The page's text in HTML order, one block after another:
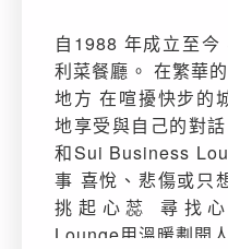
自1988 年成立至
利菜餐廳。 在繁華
地方 在喧擾快步的
地享受與自己的對
和Sui Business
事 喜悅、悲傷或只
挑起心蕊 尋找
Lounge用溫暖劃開